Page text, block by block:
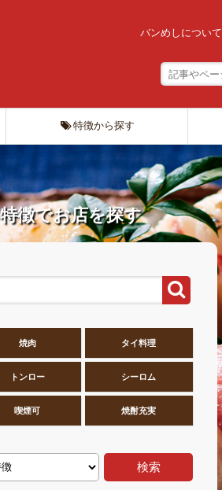
バンめしについて
特徴から探す
徴でお店を探す
焼肉 タイ料理
トンロー シーロム
喫煙可 焼酎充実
検索